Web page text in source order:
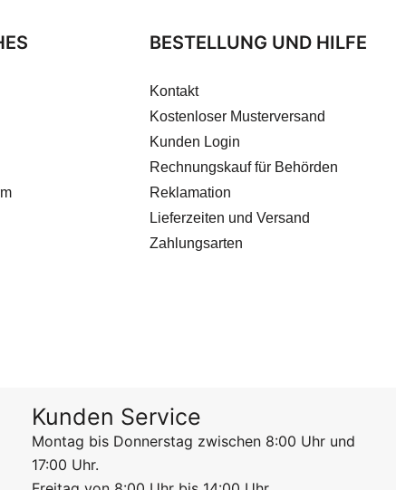
BESTELLUNG UND HILFE
Kontakt
Kostenloser Musterversand
Kunden Login
Rechnungskauf für Behörden
Reklamation
Lieferzeiten und Versand
Zahlungsarten
Kunden Service
Montag bis Donnerstag zwischen 8:00 Uhr und
17:00 Uhr.